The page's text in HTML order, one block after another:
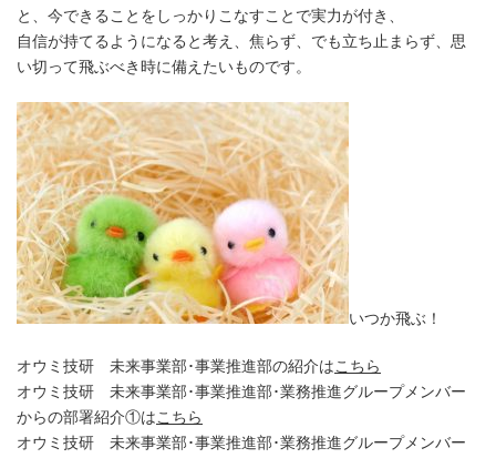
と、今できることをしっかりこなすことで実力が付き、
自信が持てるようになると考え、焦らず、でも立ち止まらず、思
い切って飛ぶべき時に備えたいものです。
いつか飛ぶ！
オウミ技研 未来事業部･事業推進部の紹介はこちら
オウミ技研 未来事業部･事業推進部･業務推進グループメンバー
からの部署紹介①はこちら
オウミ技研 未来事業部･事業推進部･業務推進グループメンバー